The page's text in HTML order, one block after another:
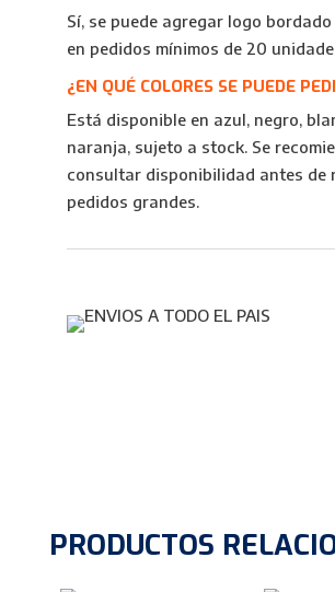
Sí, se puede agregar logo
en pedidos mínimos de 20
¿EN QUÉ COLORES SE PUEDE
Está disponible en azul, negro,
naranja, sujeto a stock. Se
consultar disponibilidad antes de
pedidos grandes.
PRODUCTOS